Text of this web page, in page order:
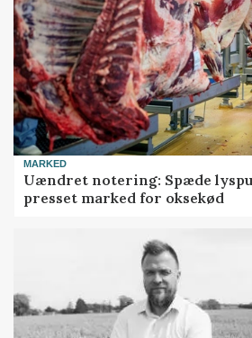
MARKED
Uændret notering: Spæde
presset marked for oksekød